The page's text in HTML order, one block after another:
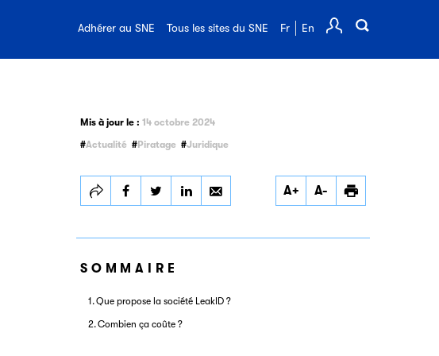
Adhérer au SNE Tous les sites du SNE Fr En
Mis à jour le : 14 octobre 2024
Actualité
Piratage Juridique
Partager
Lutte contre le
pour les adhérents
Partager
Lutte contre le
pour les adhérents
Partager
Lutte contre le
pour les adhérents
A+ A-
SOMMAIRE
Que propose la société LeakID ?
Combien ça coûte ?